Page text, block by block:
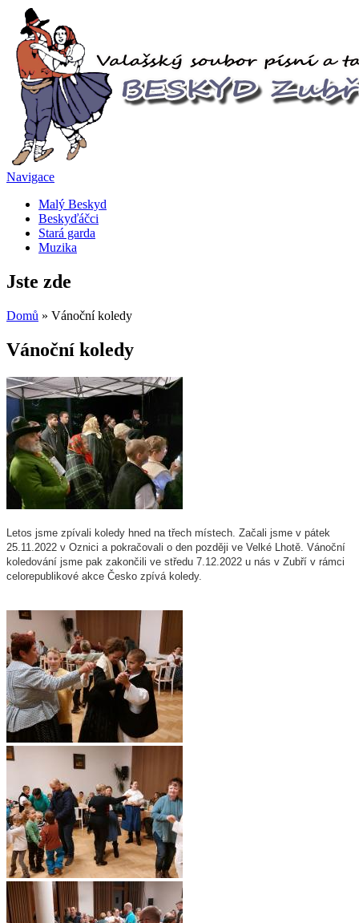
Navigace
Malý Beskyd
Beskyďáčci
Stará garda
Muzika
Jste zde
Domů » Vánoční koledy
Vánoční koledy
Letos jsme zpívali koledy hned na třech místech. Začali jsme v pátek
25.11.2022 v Oznici a pokračovali o den později ve Velké Lhotě. Vánoční
koledování jsme pak zakončili ve středu 7.12.2022 u nás v Zubří v rámci
celorepublikové akce Česko zpívá koledy.